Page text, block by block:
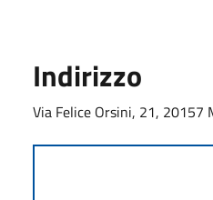
Indirizzo
Via Felice Orsini, 21, 20157